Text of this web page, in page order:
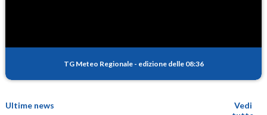
TG Meteo Regionale - edizione delle 08:36
Ultime news
Vedi